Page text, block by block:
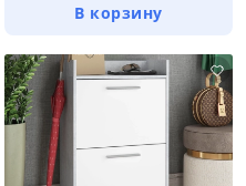
В корзину